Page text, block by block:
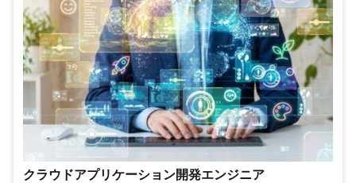
クラウドアプリケーション開発エンジニア